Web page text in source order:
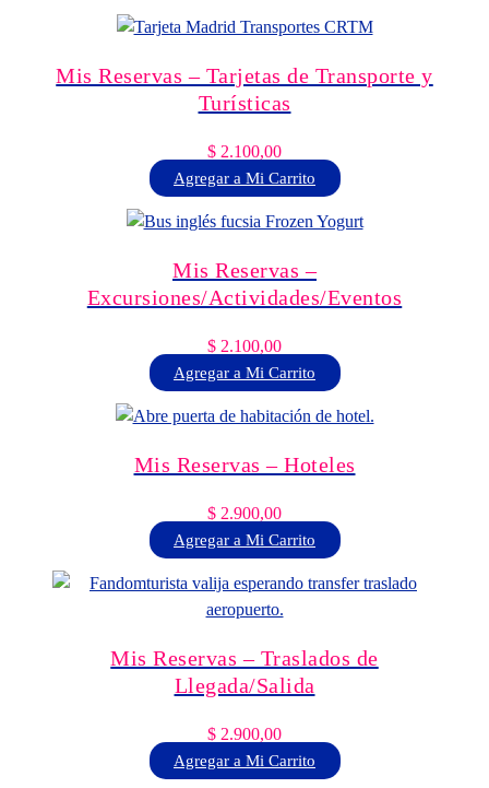
Mis Reservas – Tarjetas de Transporte y
Turísticas
$ 2.100,00
Agregar a Mi Carrito
Mis Reservas –
Excursiones/Actividades/Eventos
$ 2.100,00
Agregar a Mi Carrito
Mis Reservas – Hoteles
$ 2.900,00
Agregar a Mi Carrito
Mis Reservas – Traslados de
Llegada/Salida
$ 2.900,00
Agregar a Mi Carrito